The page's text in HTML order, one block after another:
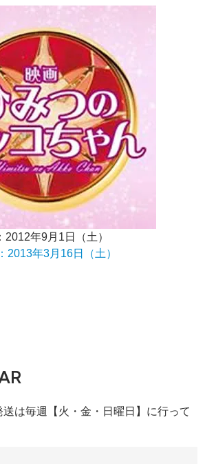
2012年9月1日（土）
2013年3月16日（土）
送は毎週【火・金・日曜日】に行って